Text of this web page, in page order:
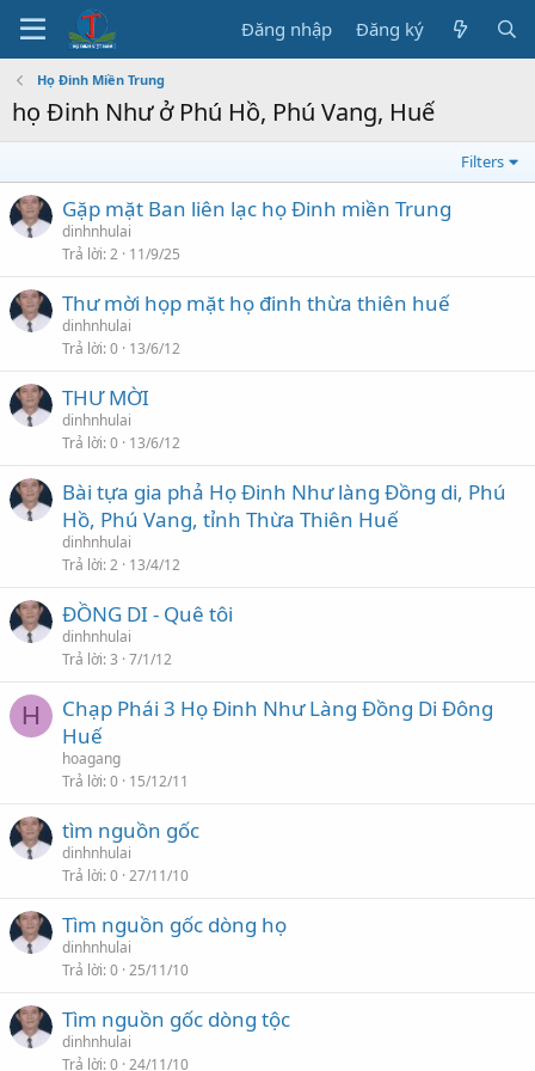
Đăng nhập Đăng ký
Họ Đinh Miền Trung
họ Đinh Như ở Phú Hồ, Phú Vang, Huế
Filters
Gặp mặt Ban liên lạc họ Đinh miền Trung
dinhnhulai
Trả lời 2 11/9/25
Thư mời họp mặt họ đinh thừa thiên huế
dinhnhulai
Trả lời 0 13/6/12
THƯ MỜI
dinhnhulai
Trả lời 0 13/6/12
Bài tựa gia phả Họ Đinh Như làng Đồng di, Phú
Hồ, Phú Vang, tỉnh Thừa Thiên Huế
dinhnhulai
Trả lời 2 13/4/12
ĐỒNG DI - Quê tôi
dinhnhulai
Trả lời 3 7/1/12
H
Chạp Phái 3 Họ Đinh Như Làng Đồng Di Đông
Huế
hoagang
Trả lời 0 15/12/11
tìm nguồn gốc
dinhnhulai
Trả lời 0 27/11/10
Tìm nguồn gốc dòng họ
dinhnhulai
Trả lời 0 25/11/10
Tìm nguồn gốc dòng tộc
dinhnhulai
Trả lời 0 24/11/10